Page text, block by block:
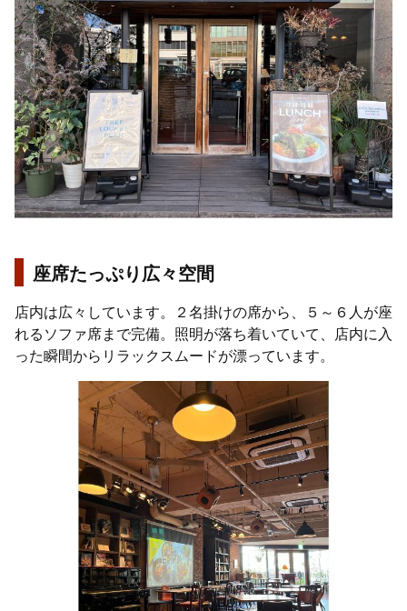
座席たっぷり広々空間
店内は広々しています。２名掛けの席から、５～６人が座
れるソファ席まで完備。照明が落ち着いていて、店内に入
った瞬間からリラックスムードが漂っています。